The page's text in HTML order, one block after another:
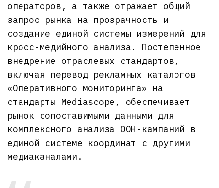
операторов, а также отражает общий
запрос рынка на прозрачность и
создание единой системы измерений для
кросс-медийного анализа. Постепенное
внедрение отраслевых стандартов,
включая перевод рекламных каталогов
«Оперативного мониторинга» на
стандарты Mediascope, обеспечивает
рынок сопоставимыми данными для
комплексного анализа OOH-кампаний в
единой системе координат с другими
медиаканалами.